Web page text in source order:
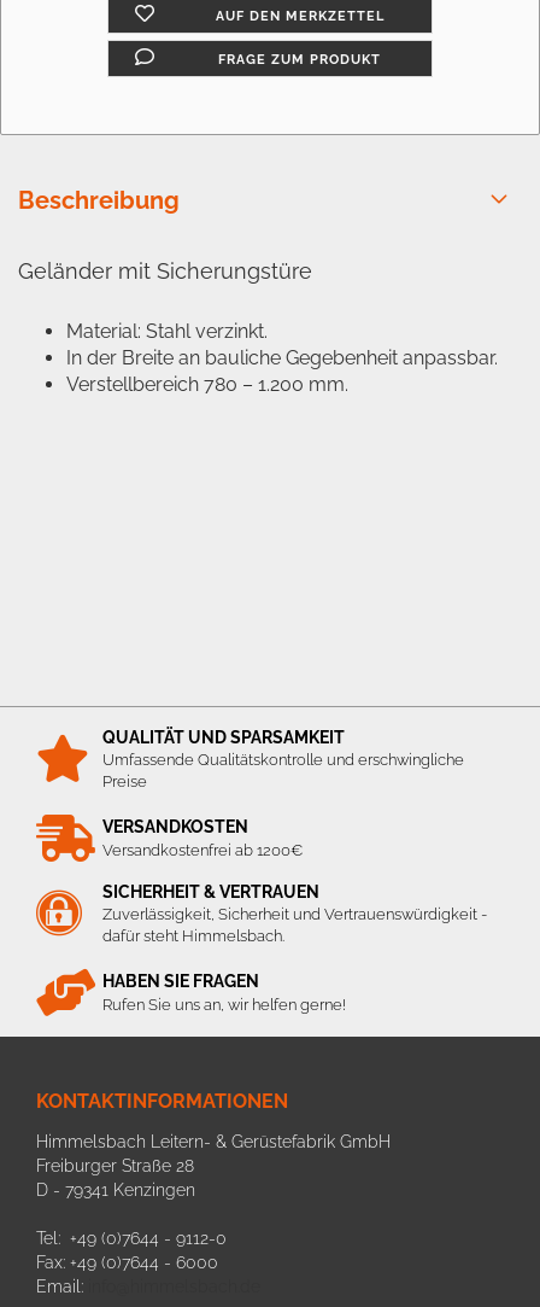
AUF DEN MERKZETTEL
FRAGE ZUM PRODUKT
Beschreibung
Geländer mit Sicherungstüre
Material: Stahl verzinkt.
In der Breite an bauliche Gegebenheit anpassbar.
Verstellbereich 780 – 1.200 mm.
QUALITÄT UND SPARSAMKEIT
Umfassende Qualitätskontrolle und erschwingliche
Preise
VERSANDKOSTEN
Versandkostenfrei ab 1200€
SICHERHEIT & VERTRAUEN
Zuverlässigkeit, Sicherheit und Vertrauenswürdigkeit -
dafür steht Himmelsbach.
HABEN SIE FRAGEN
Rufen Sie uns an, wir helfen gerne!
KONTAKTINFORMATIONEN
Himmelsbach Leitern- & Gerüstefabrik GmbH
Freiburger Straße 28
D - 79341 Kenzingen
Tel: +49 (0)7644 - 9112-0
Fax: +49 (0)7644 - 6000
Email: